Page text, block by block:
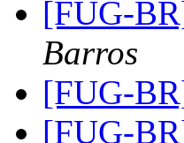
[FUG-
Barros
[FUG-
[FUG-